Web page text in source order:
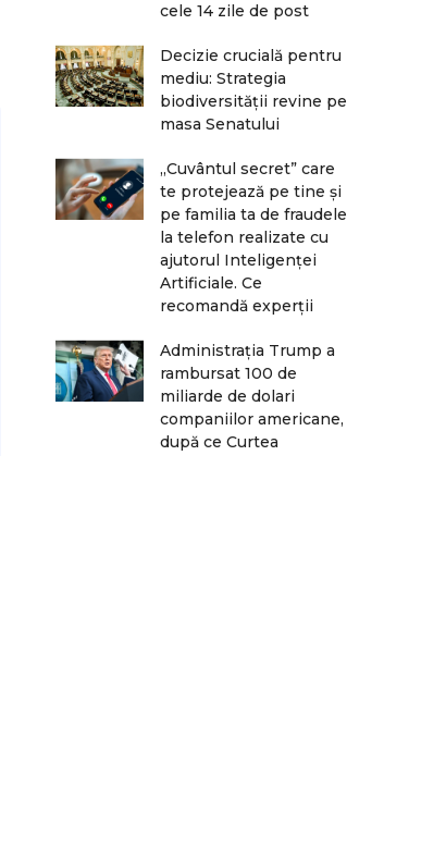
cele 14 zile de post
Decizie crucială pentru
mediu: Strategia
biodiversității revine pe
masa Senatului
„Cuvântul secret” care
te protejează pe tine și
pe familia ta de fraudele
la telefon realizate cu
ajutorul Inteligenței
Artificiale. Ce
recomandă experții
Administrația Trump a
rambursat 100 de
miliarde de dolari
companiilor americane,
după ce Curtea